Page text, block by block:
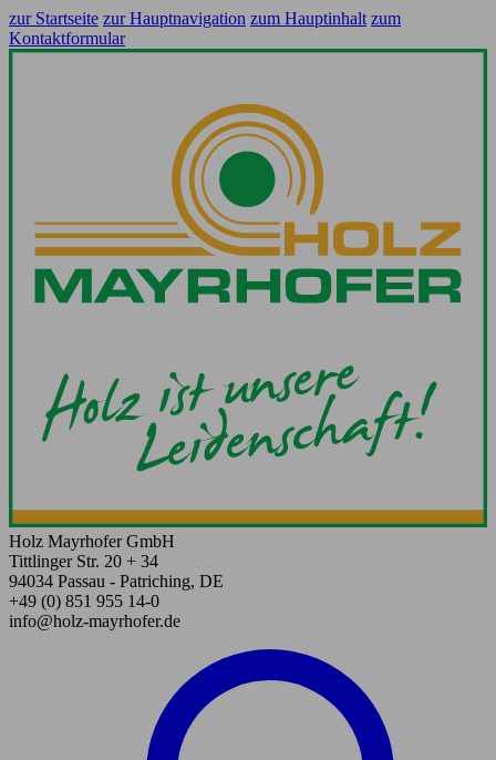
zur Startseite zur Hauptnavigation zum Hauptinhalt zum
Kontaktformular
Holz Mayrhofer GmbH
Tittlinger Str. 20 + 34
94034 Passau - Patriching, DE
+49 (0) 851 955 14-0
info@holz-mayrhofer.de